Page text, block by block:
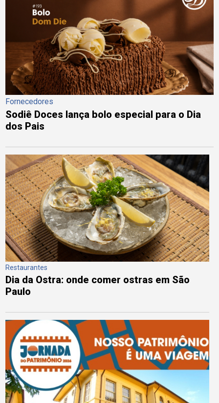
Fornecedores
Sodiê Doces lança bolo especial para o Dia
dos Pais
Restaurantes
Dia da Ostra: onde comer ostras em São
Paulo